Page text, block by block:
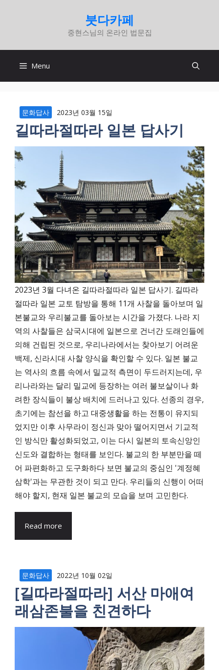
로
붓다카페
중현스님의 온라인 법문집
Menu
문화답사 2023년 03월 15일
길따라절따라 일본 답사기
2023년 3월 다녀온 길따라절따라 일본 답사기. 길따라
절따라 일본 교토 탐방을 통해 11개 사찰을 돌아보며 일
본불교와 우리불교를 돌아보는 시간을 가졌다. 나라 지
역의 사찰들은 삼국시대에 일본으로 건너간 도래인들에
의해 건립된 것으로, 우리나라에서는 찾아보기 어려운
백제, 신라시대 사찰 양식을 확인할 수 있다. 일본 불교
는 역사의 흐름 속에서 밀교적 측면이 두드러지는데, 우
리나라와는 달리 밀교에 등장하는 여러 불보살이나 화
려한 장식들이 불상 배치에 드러나고 있다. 선종의 경우,
초기에는 참선을 하고 대중생활을 하는 전통이 유지되
었지만 이후 사무라이 정신과 맞아 떨어지면서 기교적
인 방식만 활성화되었고, 이는 다시 일본의 토속신앙인
신도와 결합하는 형태를 보인다. 불교의 한 부분만을 떼
어 파편화하고 도구화하다 보면 불교의 중심인 '계정혜
삼학'과는 무관한 것이 되고 만다. 우리들의 신행이 어떠
해야 할지, 현재 일본 불교의 모습을 보며 고민한다.
Read more
문화답사 2022년 10월 02일
[길따라절따라] 서산 마애여
래삼존불을 친견하다